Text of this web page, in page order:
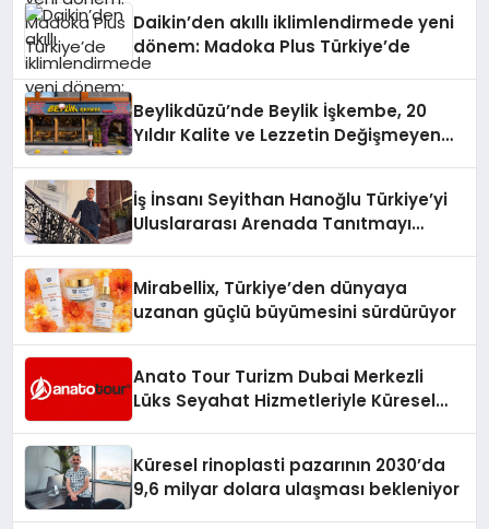
Daikin’den akıllı iklimlendirmede yeni
dönem: Madoka Plus Türkiye’de
Beylikdüzü’nde Beylik İşkembe, 20
Yıldır Kalite ve Lezzetin Değişmeyen
İş İnsanı Seyithan Hanoğlu Türkiye’yi
Uluslararası Arenada Tanıtmayı
Mirabellix, Türkiye’den dünyaya
uzanan güçlü büyümesini sürdürüyor
Anato Tour Turizm Dubai Merkezli
Lüks Seyahat Hizmetleriyle Küresel
Küresel rinoplasti pazarının 2030’da
9,6 milyar dolara ulaşması bekleniyor